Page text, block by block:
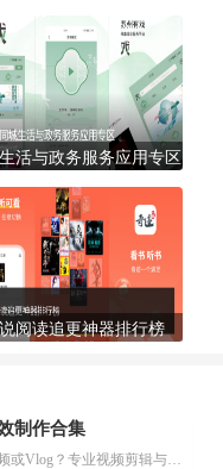
活与政务服务应用专区
阅读追更神器排行榜
制作合集